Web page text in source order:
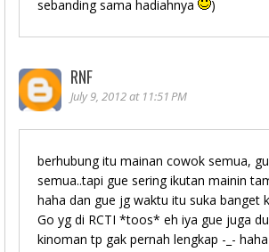
sebanding sama hadiahnya
)
RNF
July 9, 2012 at 11:51 PM
berhubung itu mainan cowok semua,
semua..tapi gue sering ikutan mainin
haha dan gue jg waktu itu suka banget
Go yg di RCTI *toos* eh iya gue juga
kinoman tp gak pernah lengkap -_- haha